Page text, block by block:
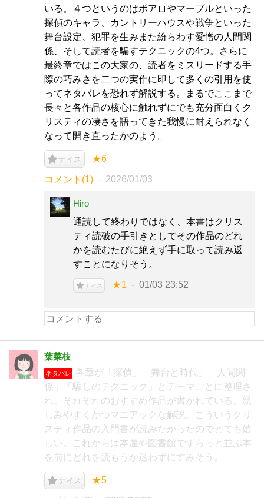
いる。４つというのはポアロやマープルといった
探偵のキャラ、カントリーハウスや戦争といった
舞台設定、犯罪を生みまた紛らわす愛憎の人間関
係、そして読者を騙すテクニックの4つ。さらに
最終章ではこの大家の、読者をミスリードする手
際の巧みさを二つの実作に即して多くの引用を使
ってネタバレを恐れず解説する。まるでここまで
長々と各作品の核心に触れずにでも充分面白くク
リスティの凄さを語ってきた我慢に耐えられなく
なって開き直ったかのよう。
ナイス ★6
コメント(1) 2026/01/03
Hiro
通読して終わりではなく、本書はクリス
ティ読破の手引きとしてその作品のどれ
かを読むたびに絶えず手に取って読み返
すことになりそう。
ナイス ★1 01/03 23:52
葉菜枝
ネタバレ
各章が「探偵」「舞台と時代」「人間関
係」「騙しのテクニック」とテーマごとに整理さ
れ、それぞれのおすすめ作品が書かれている。親
しみやすくかつマニアックな解説。こういうクリ
スティ作品の入門書が読みたかったのでとても嬉
しい。これからは本屋や図書館でずらっと並ぶ本
を前にどれを読もうか迷わずにすみそう。
ナイス ★5